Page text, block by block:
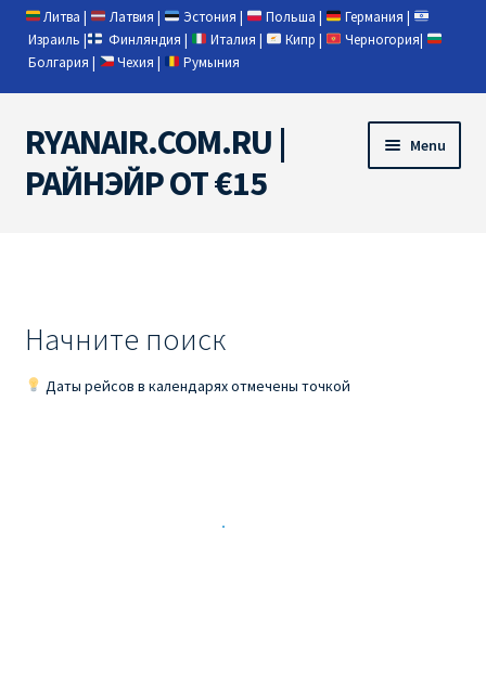
Литва | Латвия | Эстония | Польша | Германия |
Израиль | Финляндия | Италия | Кипр | Черногория|
Болгария | Чехия | Румыния
Skip
to
navigation
Skip
to
content
RYANAIR.COM.RU |
РАЙНЭЙР ОТ €15
Menu
RYANAIR PL ОТ € 9
Начните поиск
Даты рейсов в календарях отмечены точкой